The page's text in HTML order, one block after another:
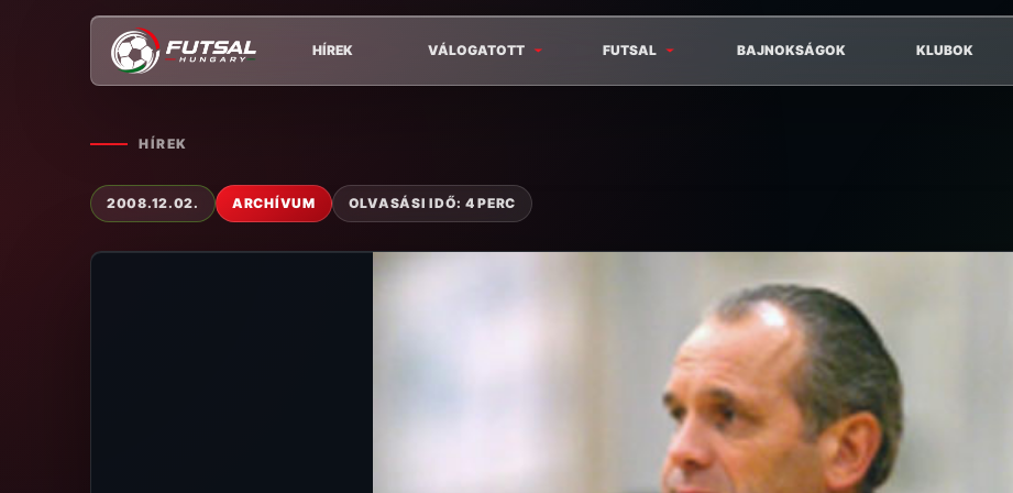
HÍREK VÁLOGATOTT FUTSAL BAJNOKSÁGOK KLUBOK
HÍREK
2008.12.02. ARCHÍVUM OLVASÁSI IDŐ: 4 PERC